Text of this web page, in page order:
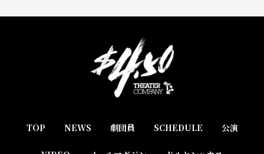
TOP NEWS 劇団員 SCHEDULE 公演